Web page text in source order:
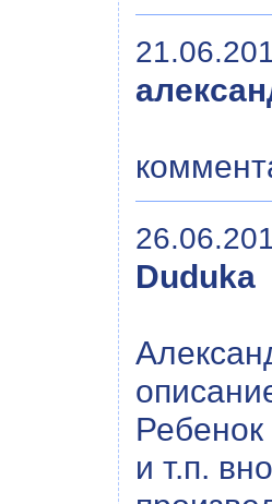
Duduka
Ребенок
и т.п.